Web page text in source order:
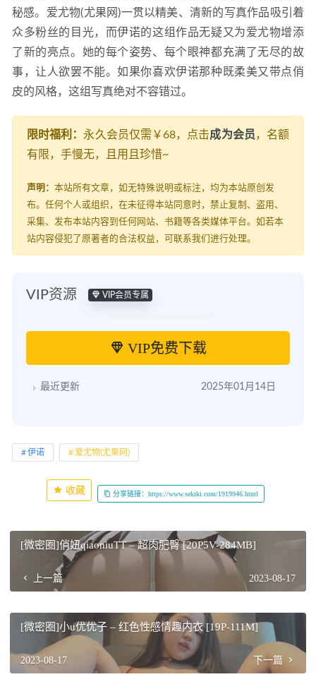
秘感。爱尤物(尤果网)一贯以精美、清新的写真作品吸引着
众多粉丝的目光，而伊诺的这组作品无疑又为爱尤物增添
了新的亮点。她的每个姿势、每个眼神都充满了无尽的故
事，让人欲罢不能。如果你喜欢伊诺那种既柔美又带点俏
皮的风格，这组写真绝对不容错过。
限时福利： 永久会员仅需￥68，点击成为会员，名额
有限，手慢无，且用且珍惜~
声明： 本站所有文章，如无特殊说明或标注，均为本站原创发
布。任何个人或组织，在未征得本站同意时，禁止复制、盗用、
采集、发布本站内容到任何网站、书籍等各类媒体平台。如若本
站内容侵犯了原著者的合法权益，可联系我们进行处理。
VIP资源 VIP会员专属
VIP免费下载
最近更新 2025年01月14日
伊诺 爱尤物(尤果网)
收藏 分享链接：https://www.sekiki.com/1919946.html
[微密圈]俏妞qiaoniuTT – 超肉肥臀 [20P5V-284MB]
上一篇 2023-08-17
[微密圈]小u优优子 – 红色性感情趣内衣 [19P-111M]
2023-08-17 下一篇